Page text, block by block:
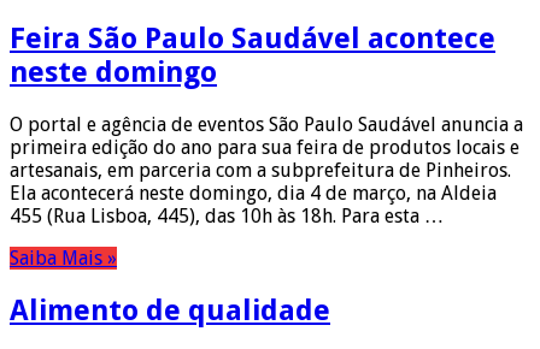
Feira São Paulo Saudável acontece
neste domingo
O portal e agência de eventos São Paulo Saudável anuncia a
primeira edição do ano para sua feira de produtos locais e
artesanais, em parceria com a subprefeitura de Pinheiros.
Ela acontecerá neste domingo, dia 4 de março, na Aldeia
455 (Rua Lisboa, 445), das 10h às 18h. Para esta …
Saiba Mais »
Alimento de qualidade